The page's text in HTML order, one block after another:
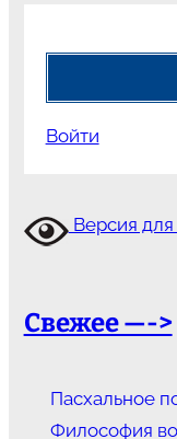
Войти
Версия
Свежее —->
Пасхальное
Философия